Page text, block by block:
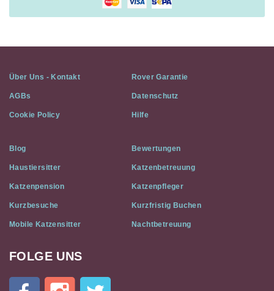
Über Uns - Kontakt Rover Garantie
AGBs Datenschutz
Cookie Policy Hilfe
Blog Bewertungen
Haustiersitter Katzenbetreuung
Katzenpension Katzenpfleger
Kurzbesuche Kurzfristig Buchen
Mobile Katzensitter Nachtbetreuung
Cat
FOLGE UNS